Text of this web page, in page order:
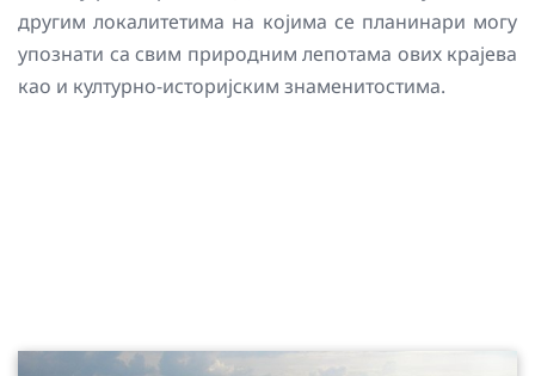
другим локалитетима на којима се планинари могу
упознати са свим природним лепотама ових крајева
као и културно-историјским знаменитостима.